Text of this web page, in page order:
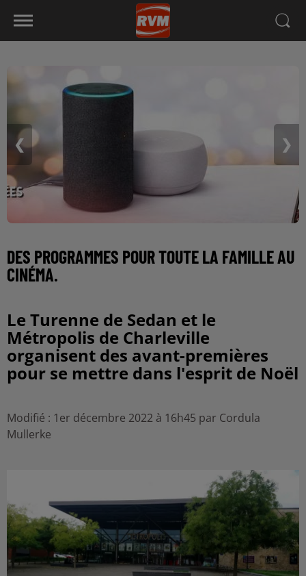
❮ ❯
DES PROGRAMMES POUR TOUTE LA FAMILLE AU
CINÉMA.
Le Turenne de Sedan et le
Métropolis de Charleville
organisent des avant-premières
pour se mettre dans l'esprit de Noël
Modifié : 1er décembre 2022 à 16h45 par Cordula
Mullerke